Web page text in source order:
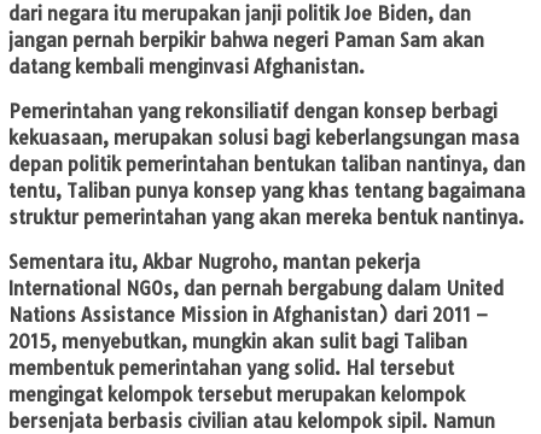
dari negara itu merupakan janji politik Joe Biden, dan
jangan pernah berpikir bahwa negeri Paman Sam akan
datang kembali menginvasi Afghanistan.
Pemerintahan yang rekonsiliatif dengan konsep berbagi
kekuasaan, merupakan solusi bagi keberlangsungan masa
depan politik pemerintahan bentukan taliban nantinya, dan
tentu, Taliban punya konsep yang khas tentang bagaimana
struktur pemerintahan yang akan mereka bentuk nantinya.
Sementara itu, Akbar Nugroho, mantan pekerja
International NGOs, dan pernah bergabung dalam United
Nations Assistance Mission in Afghanistan) dari 2011 –
2015, menyebutkan, mungkin akan sulit bagi Taliban
membentuk pemerintahan yang solid. Hal tersebut
mengingat kelompok tersebut merupakan kelompok
bersenjata berbasis civilian atau kelompok sipil. Namun